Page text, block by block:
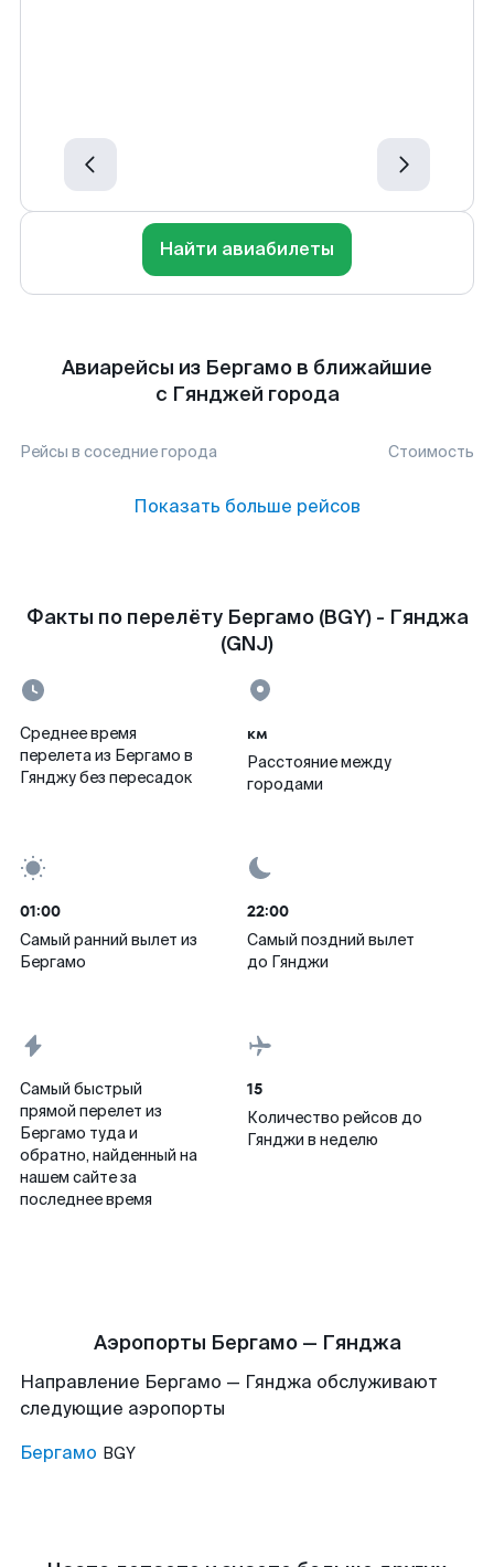
Найти авиабилеты
Авиарейсы из Бергамо в ближайшие
с Гянджей города
Рейсы в соседние города Стоимость
Показать больше рейсов
Факты по перелёту Бергамо (BGY) - Гянджа
(GNJ)
Среднее время
перелета из Бергамо в
Гянджу без пересадок
км
Расстояние между
городами
01:00
Самый ранний вылет из
Бергамо
22:00
Самый поздний вылет
до Гянджи
Самый быстрый
прямой перелет из
Бергамо туда и
обратно, найденный на
нашем сайте за
последнее время
15
Количество рейсов до
Гянджи в неделю
Аэропорты Бергамо — Гянджа
Направление Бергамо — Гянджа обслуживают
следующие аэропорты
Бергамо BGY